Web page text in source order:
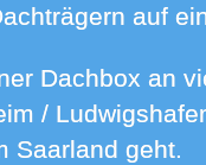
auf
/
Saarland geht.